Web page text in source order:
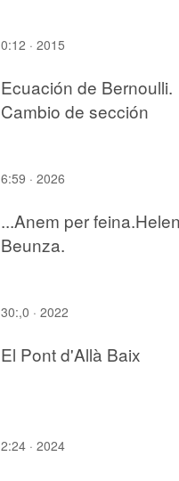
0:12 · 2015
Ecuación de Bernoulli.
Cambio de sección
6:59 · 2026
...Anem per
Beunza.
30:,0 · 2022
El Pont d'Allà Baix
2:24 · 2024